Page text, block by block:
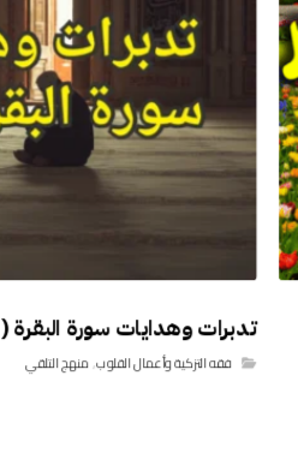
تدبرات وهدايات سورة البقرة (١١)
فقه التزكية وأعمال القلوب,منهج التلقي